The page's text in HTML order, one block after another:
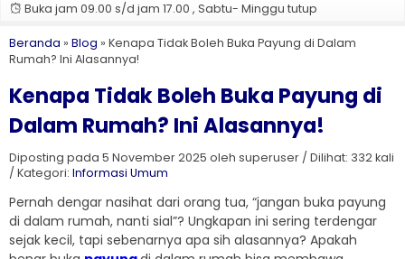
Buka jam 09.00 s/d jam 17.00 , Sabtu- Minggu tutup
Beranda » Blog » Kenapa Tidak Boleh Buka Payung di Dalam
Rumah? Ini Alasannya!
Kenapa Tidak Boleh Buka Payung di
Dalam Rumah? Ini Alasannya!
Diposting pada 5 November 2025 oleh superuser / Dilihat: 332 kali
/ Kategori: Informasi Umum
Pernah dengar nasihat dari orang tua, “jangan buka payung
di dalam rumah, nanti sial”? Ungkapan ini sering terdengar
sejak kecil, tapi sebenarnya apa sih alasannya? Apakah